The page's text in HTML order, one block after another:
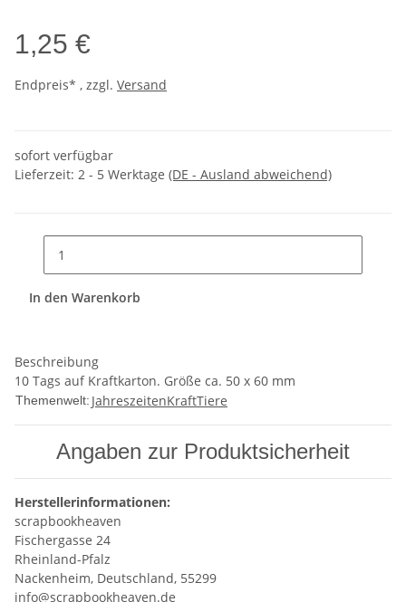
1,25 €
Endpreis* , zzgl. Versand
sofort verfügbar
Lieferzeit: 2 - 5 Werktage (DE - Ausland abweichend)
In den Warenkorb
Beschreibung
10 Tags auf Kraftkarton. Größe ca. 50 x 60 mm
Themenwelt: JahreszeitenKraftTiere
Angaben zur Produktsicherheit
Herstellerinformationen:
scrapbookheaven
Fischergasse 24
Rheinland-Pfalz
Nackenheim, Deutschland, 55299
info@scrapbookheaven.de